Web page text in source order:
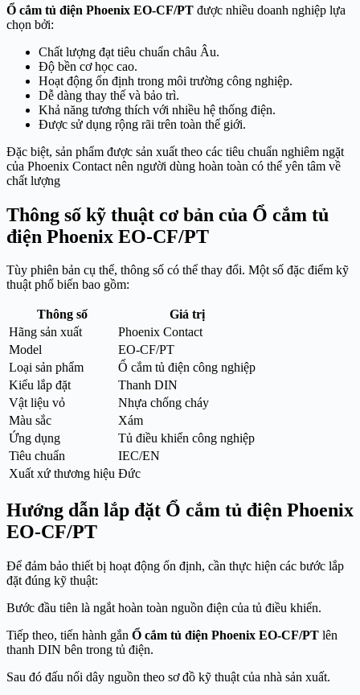
Ổ cắm tủ điện Phoenix EO-CF/PT được nhiều doanh nghiệp lựa
chọn bởi:
Chất lượng đạt tiêu chuẩn châu Âu.
Độ bền cơ học cao.
Hoạt động ổn định trong môi trường công nghiệp.
Dễ dàng thay thế và bảo trì.
Khả năng tương thích với nhiều hệ thống điện.
Được sử dụng rộng rãi trên toàn thế giới.
Đặc biệt, sản phẩm được sản xuất theo các tiêu chuẩn nghiêm ngặt
của Phoenix Contact nên người dùng hoàn toàn có thể yên tâm về
chất lượng
Thông số kỹ thuật cơ bản của Ổ cắm tủ
điện Phoenix EO-CF/PT
Tùy phiên bản cụ thể, thông số có thể thay đổi. Một số đặc điểm kỹ
thuật phổ biến bao gồm:
Thông số
Giá trị
Hãng sản xuất
Phoenix Contact
Model
EO-CF/PT
Loại sản phẩm
Ổ cắm tủ điện công nghiệp
Kiểu lắp đặt
Thanh DIN
Vật liệu vỏ
Nhựa chống cháy
Màu sắc
Xám
Ứng dụng
Tủ điều khiển công nghiệp
Tiêu chuẩn
IEC/EN
Xuất xứ thương hiệu Đức
Hướng dẫn lắp đặt Ổ cắm tủ điện Phoenix
EO-CF/PT
Để đảm bảo thiết bị hoạt động ổn định, cần thực hiện các bước lắp
đặt đúng kỹ thuật:
Bước đầu tiên là ngắt hoàn toàn nguồn điện của tủ điều khiển.
Tiếp theo, tiến hành gắn Ổ cắm tủ điện Phoenix EO-CF/PT lên
thanh DIN bên trong tủ điện.
Sau đó đấu nối dây nguồn theo sơ đồ kỹ thuật của nhà sản xuất.